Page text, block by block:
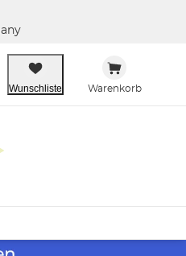
Wunschliste Warenkorb